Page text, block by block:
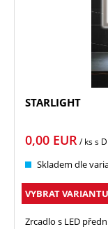
STARLIGHT
0,00 EUR/ kss
Skladem dle
VYBRAT VARIANTU
Zrcadlo s LED